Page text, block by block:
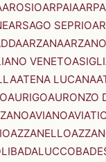
AROSIOARPAIA
ARSAGO SEPRIO
ARZANAARZANO
VENETO
ATENA LUCANA
AURIGOAURONZO
AVIANO
AZZANELLO
BADALUCCO